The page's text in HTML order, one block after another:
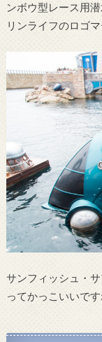
ンボウ型レース用
リンライフのロゴ
サンフィッシュ・
ってかっこいいです